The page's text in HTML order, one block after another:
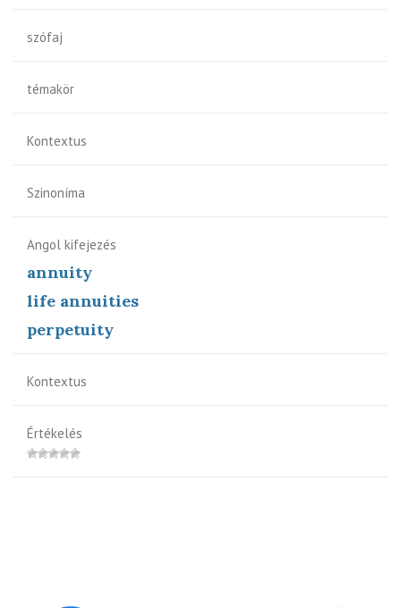
szófaj
témakör
Kontextus
Szinoníma
Angol kifejezés
annuity
life annuities
perpetuity
Kontextus
Értékelés